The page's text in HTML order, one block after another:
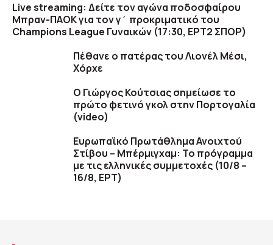
Live streaming: Δείτε τον αγώνα ποδοσφαίρου
Μπραν-ΠΑΟΚ για τον γ΄ προκριματικό του
Champions League Γυναικών (17:30, ΕΡΤ2 ΣΠΟΡ)
Πέθανε ο πατέρας του Λιονέλ Μέσι,
Χόρχε
Ο Γιώργος Κούτσιας σημείωσε το
πρώτο φετινό γκολ στην Πορτογαλία
(video)
Ευρωπαϊκό Πρωτάθλημα Ανοιχτού
Στίβου – Μπέρμιγχαμ: Το πρόγραμμα
με τις ελληνικές συμμετοχές (10/8 –
16/8, ΕΡΤ)